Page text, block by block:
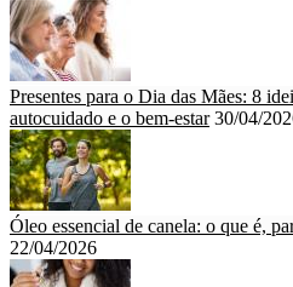
Presentes para o Dia das Mães: 8
autocuidado e o bem-estar 30/04/
Óleo essencial de canela: o que é,
22/04/2026